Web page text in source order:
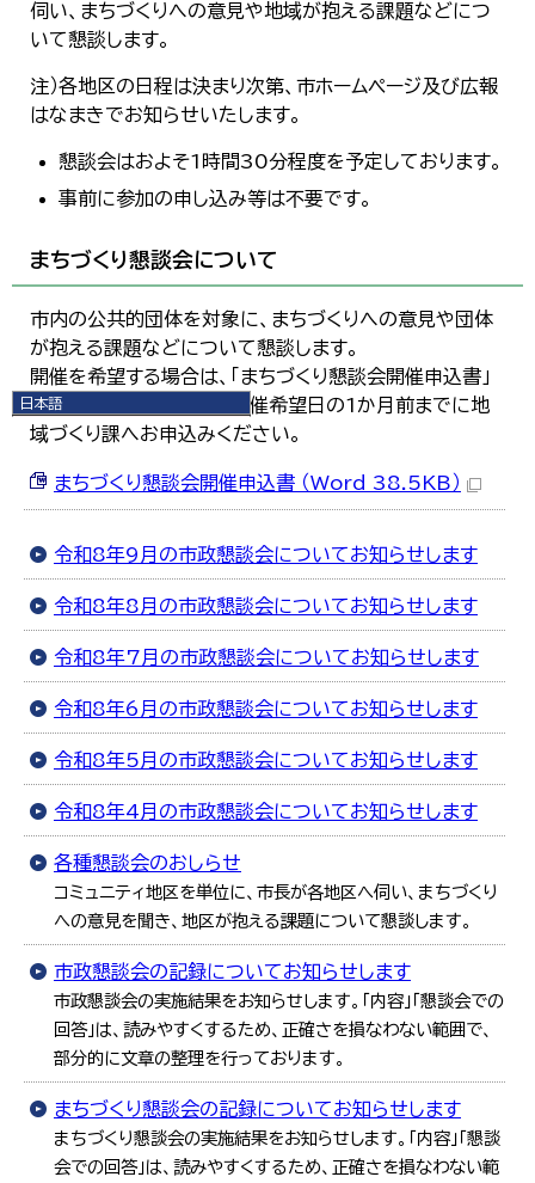
日本語
日本語
한국어
简体中文
伺い、まちづくりへの意見や地域が抱える課題などにつ
いて懇談します。
注）各地区の日程は決まり次第、市ホームページ及び広報
はなまきでお知らせいたします。
懇談会はおよそ1時間30分程度を予定しております。
事前に参加の申し込み等は不要です。
まちづくり懇談会について
市内の公共的団体を対象に、まちづくりへの意見や団体
が抱える課題などについて懇談します。
開催を希望する場合は、「まちづくり懇談会開催申込書」
に必要事項を記入して、開催希望日の1か月前までに地
域づくり課へお申込みください。
まちづくり懇談会開催申込書 （Word 38.5KB）
令和8年9月の市政懇談会についてお知らせします
令和8年8月の市政懇談会についてお知らせします
令和8年7月の市政懇談会についてお知らせします
令和8年6月の市政懇談会についてお知らせします
令和8年5月の市政懇談会についてお知らせします
令和8年4月の市政懇談会についてお知らせします
各種懇談会のおしらせ
コミュニティ地区を単位に、市長が各地区へ伺い、まちづくり
への意見を聞き、地区が抱える課題について懇談します。
市政懇談会の記録についてお知らせします
市政懇談会の実施結果をお知らせします。「内容」「懇談会での
回答」は、読みやすくするため、正確さを損なわない範囲で、
部分的に文章の整理を行っております。
まちづくり懇談会の記録についてお知らせします
まちづくり懇談会の実施結果をお知らせします。「内容」「懇談
会での回答」は、読みやすくするため、正確さを損なわない範